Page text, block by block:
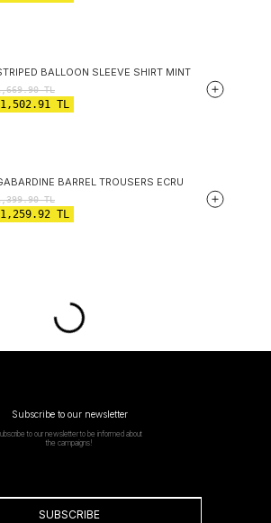
BALLOON SLEEVE SHIRT MINT
TL
1,502.91 TL
BARREL TROUSERS ECRU
TL
1,259.92 TL
Subscribe to our newsletter
to our newsletter to be informed about
the campaigns!
SUBSCRIBE